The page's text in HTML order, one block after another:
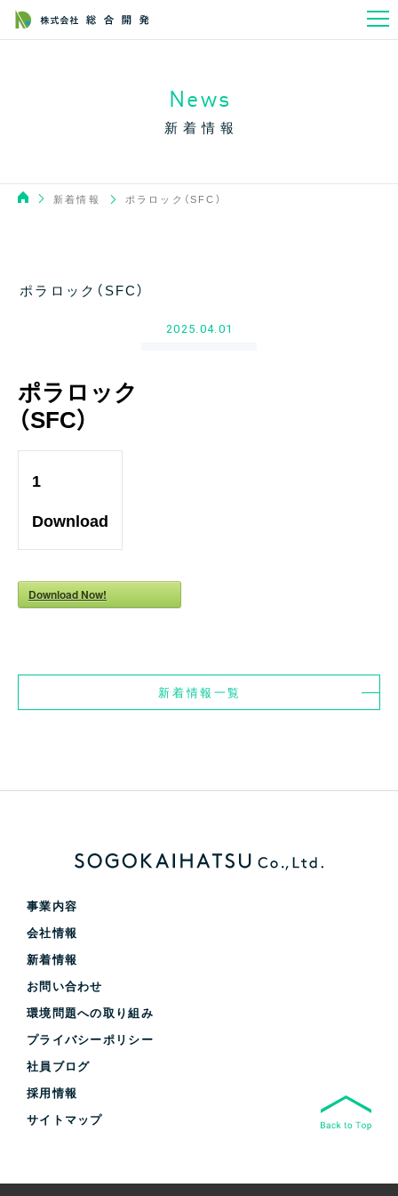
News
新着情報
新着情報 ポラロック（SFC）
ポラロック（SFC）
2025.04.01
ポラロック
（SFC）
1
Download
Download Now!
新着情報一覧
事業内容
会社情報
新着情報
お問い合わせ
環境問題への取り組み
プライバシーポリシー
社員ブログ
採用情報
サイトマップ